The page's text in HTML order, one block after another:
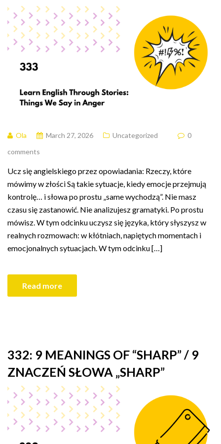
Ola March 27, 2026 Uncategorized
0
comments
Ucz się angielskiego przez opowiadania: Rzeczy, które
mówimy w złości Są takie sytuacje, kiedy emocje przejmują
kontrolę… i słowa po prostu „same wychodzą”. Nie masz
czasu się zastanowić. Nie analizujesz gramatyki. Po prostu
mówisz. W tym odcinku uczysz się języka, który słyszysz w
realnych rozmowach: w kłótniach, napiętych momentach i
emocjonalnych sytuacjach. W tym odcinku […]
Read more
332: 9 MEANINGS OF “SHARP” / 9
ZNACZEŃ SŁOWA „SHARP”